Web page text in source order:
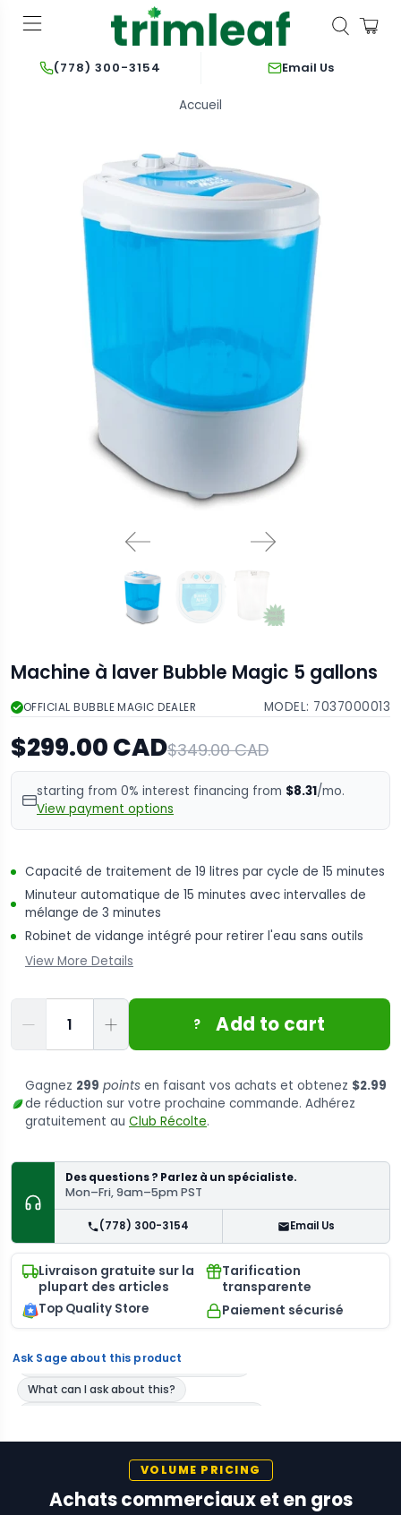
(778) 300-3154 Email Us
Accueil
Machine à laver Bubble Magic 5 gallons
OFFICIAL BUBBLE MAGIC DEALER MODEL: 7037000013
$299.00 CAD$349.00 CAD
starting from 0% interest financing from $8.31/mo.
View payment options
Capacité de traitement de 19 litres par cycle de 15 minutes
Minuteur automatique de 15 minutes avec intervalles de
mélange de 3 minutes
Robinet de vidange intégré pour retirer l'eau sans outils
View More Details
? Add to cart
Gagnez 299 points en faisant vos achats et obtenez $2.99
de réduction sur votre prochaine commande. Adhérez
gratuitement au Club Récolte.
Des questions ? Parlez à un spécialiste.
Mon–Fri, 9am–5pm PST
(778) 300-3154 Email Us
Livraison gratuite sur la
plupart des articles
Tarification
transparente
Top Quality Store Paiement sécurisé
Ask Sage about this product
VOLUME PRICING
Achats commerciaux et en gros